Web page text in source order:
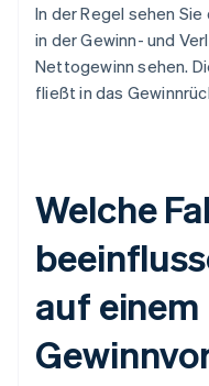
In der Regel sehen
in der Gewinn- und
Nettogewinn sehen.
fließt in das
Welche
auf einem